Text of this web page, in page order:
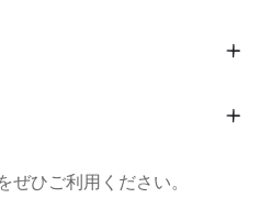
ひご利用ください。